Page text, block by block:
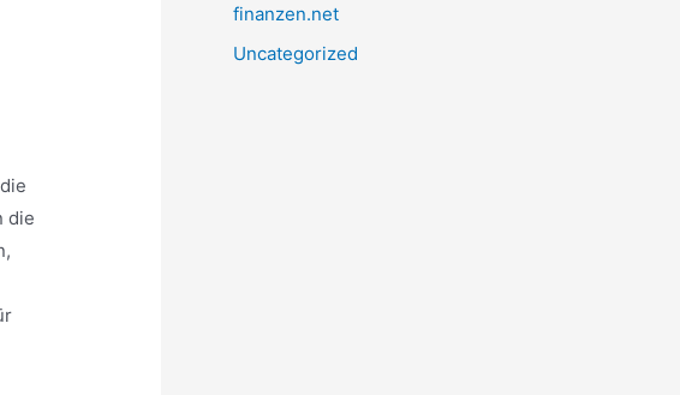
die
finanzen.net
Uncategorized